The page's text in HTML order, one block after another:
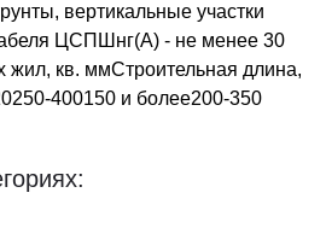
вертикальные участки
ЦСПШнг(A) - не менее 30
жил, кв. ммСтроительная длина,
400150 и более200-350